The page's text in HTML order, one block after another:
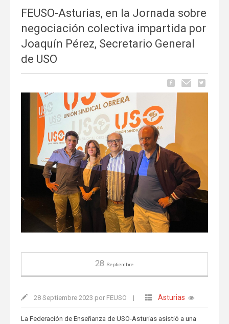
FEUSO-Asturias, en la Jornada sobre
negociación colectiva impartida por
Joaquín Pérez, Secretario General
de USO
28 Septiembre
28 Septiembre 2023 por FEUSO | Asturias
La Federación de Enseñanza de USO-Asturias asistió a una